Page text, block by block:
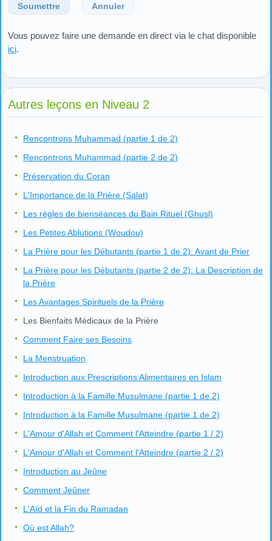
Soumettre Annuler
Vous pouvez faire une demande en direct via le chat disponible
ici.
Autres leçons en Niveau 2
Rencontrons Muhammad (partie 1 de 2)
Rencontrons Muhammad (partie 2 de 2)
Préservation du Coran
L'Importance de la Prière (Salat)
Les règles de bienséances du Bain Rituel (Ghusl)
Les Petites Ablutions (Woudou)
La Prière pour les Débutants (partie 1 de 2): Avant de Prier
La Prière pour les Débutants (partie 2 de 2): La Description de
la Prière
Les Avantages Spirituels de la Prière
Les Bienfaits Médicaux de la Prière
Comment Faire ses Besoins
La Menstruation
Introduction aux Prescriptions Alimentaires en Islam
Introduction à la Famille Musulmane (partie 1 de 2)
Introduction à la Famille Musulmane (partie 1 de 2)
L'Amour d'Allah et Comment l'Atteindre (partie 1 / 2)
L'Amour d'Allah et Comment l'Atteindre (partie 2 / 2)
Introduction au Jeûne
Comment Jeûner
L'Aïd et la Fin du Ramadan
Où est Allah?